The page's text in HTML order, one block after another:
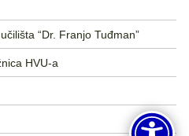
“Dr. Franjo Tuđman”
HVU-a